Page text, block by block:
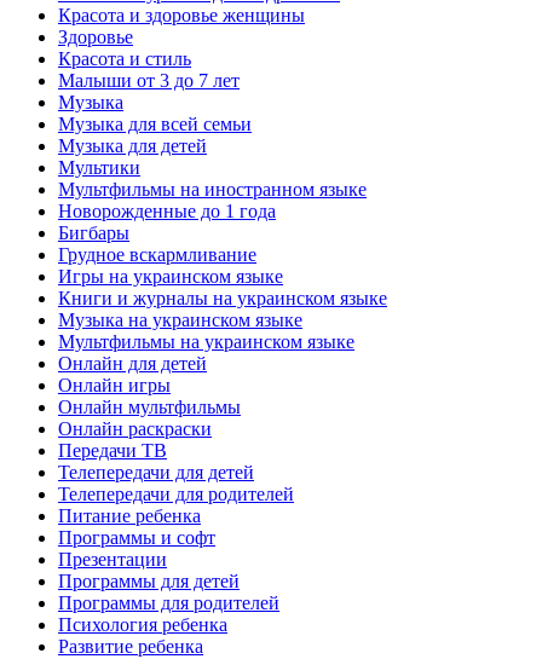
Красота и здоровье женщины
Здоровье
Красота и стиль
Малыши от 3 до 7 лет
Музыка
Музыка для всей семьи
Музыка для детей
Мультики
Мультфильмы на иностранном языке
Новорожденные до 1 года
Бигбары
Грудное вскармливание
Игры на украинском языке
Книги и журналы на украинском языке
Музыка на украинском языке
Мультфильмы на украинском языке
Онлайн для детей
Онлайн игры
Онлайн мультфильмы
Онлайн раскраски
Передачи ТВ
Телепередачи для детей
Телепередачи для родителей
Питание ребенка
Программы и софт
Презентации
Программы для детей
Программы для родителей
Психология ребенка
Развитие ребенка